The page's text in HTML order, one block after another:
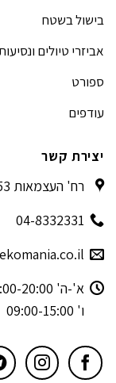
בישול בשטח
אביזרי טיולים
ספורט
עודפים
יצירת קשר
רח' העצמאות 53, חיפה
04-8332331
א'-ה' 9:00-20:00
ו' 09:00-15:00